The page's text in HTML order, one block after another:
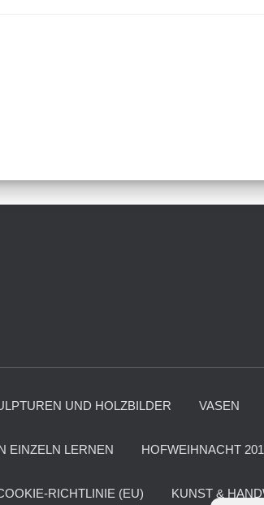
UND HOLZBILDER VASEN
EINZELN LERNEN HOFWEIHNACHT
RICHTLINIE (EU) KUNST &